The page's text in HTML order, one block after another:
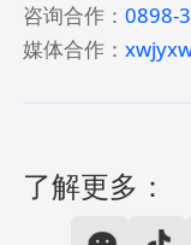
咨询合作：0898-
媒体合作：
了解更多：